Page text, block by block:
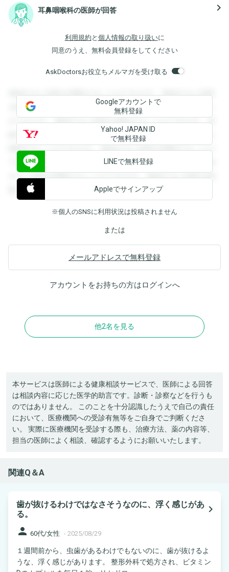
耳鼻咽喉科の医師が回答 navigate_next
利用規約 と 個人情報の取り扱いに
同意のうえ、無料会員登録をしてください
AskDoctorsお役立ちメルマガを受け取る
登録すると回答を閲覧することができます。登録すると回答
を閲覧することができます。登録すると回答を閲覧すること
ができます。登録すると回答を閲覧することができます。登
録すると回答を閲覧することができます。登録すると回答を
閲覧することができます。登録すると回答を閲覧することが
できます。登録すると回答を閲覧することができます。登録
すると回答を閲覧することができます。登録すると回答を閲
覧することができます。
Googleアカウントで
無料登録
Yahoo! JAPAN ID
で無料登録
LINEで無料登録
Appleでサインアップ
※個人のSNSに利用状況は投稿されません
または
メールアドレスで無料登録
アカウントをお持ちの方はログインへ
他2名を見る
本サービスは医師による健康相談サービスで、医師による回答
は相談内容に応じた医学的助言です。診断・診察などを行うも
のではありません。 このことを十分認識したうえで自己の責任
において、医療機関への受診有無等をご自身でご判断くださ
い。 実際に医療機関を受診する際も、治療方法、薬の内容等、
担当の医師によく相談、確認するようにお願いいたします。
関連Q＆A
歯が抜けるわけではなさそうなのに、浮く感じがあ
る。
navigate_next
person 60代/女性 - 2025/08/29
１週間前から、虫歯があるわけでもないのに、歯が抜けるよ
うな、浮く感じがあります。 整形外科で処方され、ビタミン